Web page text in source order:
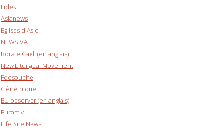
Fides
Asianews
Eglises d'Asie
NEWS.VA
Rorate Caeli (en anglais)
New Liturgical Movement
Fdesouche
Gènéthique
EU observer (en anglais)
Euractiv
Life Site News